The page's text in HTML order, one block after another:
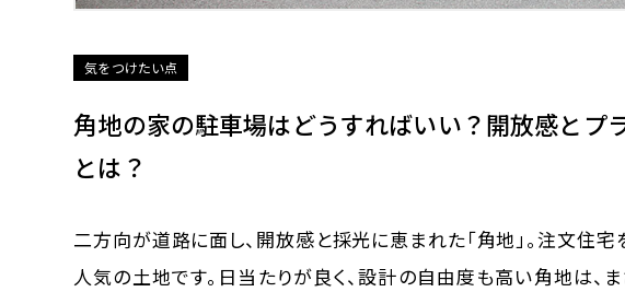
気をつけたい点
角地の家の駐車場はどうすればいい？開放感とプ
とは？
二方向が道路に面し、開放感と採光に恵まれた「角地」。注文住
人気の土地です。日当たりが良く、設計の自由度も高い角地は